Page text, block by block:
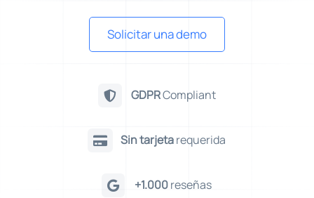
Solicitar una demo
 GDPRCompliant
 Sin tarjetarequerida
 +1.000reseñas